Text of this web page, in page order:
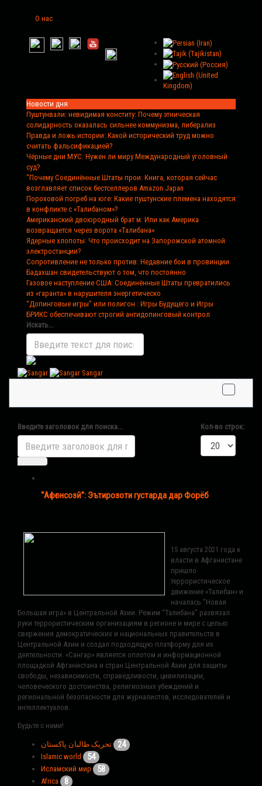
О нас
Новости дня
Пуштунвали: невидимая конститу: Почему этническая
солидарность оказалась сильнее коммунизма, либерализ
Правда и ложь истории: Какой исторический труд можно
считать фальсификацией?
Чёрные дни МУС: Нужен ли миру Международный уголовный
суд?
“Почему Соединённые Штаты прои: Книга, которая сейчас
возглавляет список бестселлеров Amazon Japan
Пороховой погреб на юге: Какие пуштунские племена находятся
в конфликте с «Талибаном»?
Американский двоюродный брат м: Или как Америка
возвращается через ворота «Талибана»
Ядерные хлопоты: Что происходит на Запорожской атомной
электростанции?
Сопротивление не только против: Недавние бои в провинции
Бадахшан свидетельствуют о том, что постоянно
Газовое наступление США: Соединённые Штаты превратились
из «гаранта» в нарушителя энергетическо
“Допинговые игры” или полигон : Игры Будущего и Игры
БРИКС обеспечивают строгий антидопинговый контрол
Искать...
Sangar
Введите заголовок для поиска... Кол-во строк:
“Афғонсозӣ”: Эътирозоти густарда дар Форёб
15 августа 2021 года к
власти в Афганистане
пришло
террористическое
движение «Талибан» и
началась "Новая
Большая игра» в Центральной Азии. Режим “Талибана” развязал
руки террористическим организациям в регионе и мире с целью
свержения демократических и национальных правительств в
Центральной Азии и создал подходящую платформу для их
деятельности. «Сангар» является оплотом и информационной
площадкой Афганистана и стран Центральной Азии для защиты
свободы, независимости, справедливости, цивилизации,
человеческого достоинства, религиозных убеждений и
региональной безопасности для журналистов, исследователей и
интеллектуалов.
Будьте с нами!
تحریک طالبان پاکستان 24
Islamic world 54
Исламский мир 58
Africa 8